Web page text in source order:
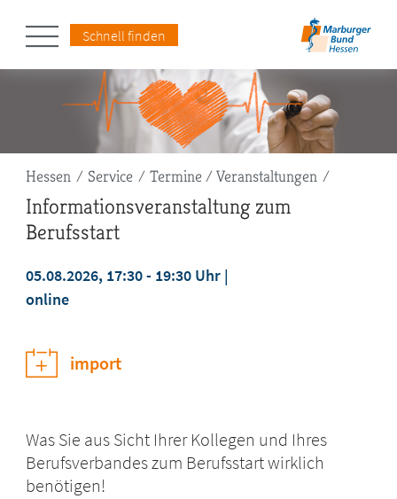
Schnell finden
Pfadnavigation
Hessen Service Termine / Veranstaltungen
Informationsveranstaltung zum
Berufsstart
05.08.2026, 17:30 - 19:30 Uhr
online
import
Was Sie aus Sicht Ihrer Kollegen und Ihres
Berufsverbandes zum Berufsstart wirklich
benötigen!